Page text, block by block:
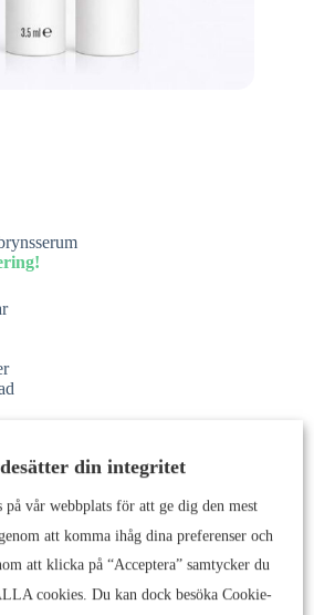
din integritet
på vår webbplats för att ge dig den mest
att komma ihåg dina preferenser och
att klicka på “Acceptera” samtycker du
cookies. Du kan dock besöka Cookie-